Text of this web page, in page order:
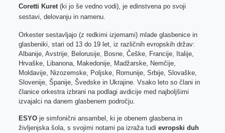
Coretti Kuret (ki jo še vedno vodi), je edinstvena po svoji
sestavi, delovanju in namenu.
Orkester sestavljajo (z redkimi izjemami) mlade glasbenice in
glasbeniki, stari od 13 do 19 let, iz različnih evropskih držav:
Albanije, Avstrije, Belorusije, Bosne, Češke, Francije, Italije,
Hrvaške, Libanona, Makedonije, Madžarske, Nemčije,
Moldavije, Nizozemske, Poljske, Romunije, Srbije, Slovaške,
Slovenije, Španije, Švedske in Ukrajine. Vsako leto so člani in
članice orkestra izbrani na podlagi avdicije med najboljšimi
izvajalci na danem glasbenem področju.
ESYO je simfonični ansambel, ki je obenem glasbena in
življenjska šola, s svojimi notami pa izraža tudi evropski duh